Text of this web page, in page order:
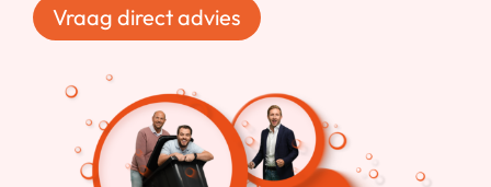
Vraag direct advies